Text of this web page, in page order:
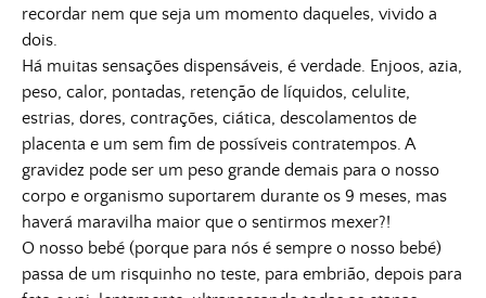
recordar nem que seja um momento daqueles, vivido a
dois.
Há muitas sensações dispensáveis, é verdade. Enjoos, azia,
peso, calor, pontadas, retenção de líquidos, celulite,
estrias, dores, contrações, ciática, descolamentos de
placenta e um sem fim de possíveis contratempos. A
gravidez pode ser um peso grande demais para o nosso
corpo e organismo suportarem durante os 9 meses, mas
haverá maravilha maior que o sentirmos mexer?!
O nosso bebé (porque para nós é sempre o nosso bebé)
passa de um risquinho no teste, para embrião, depois para